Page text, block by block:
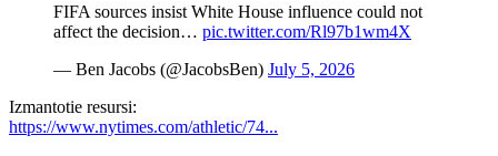
FIFA sources insist White House influence could not
affect the decision… pic.twitter.com/Rl97b1wm4X
— Ben Jacobs (@JacobsBen) July 5, 2026
Izmantotie resursi:
https://www.nytimes.com/athletic/74...